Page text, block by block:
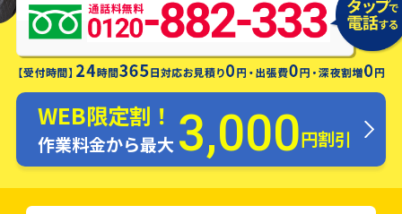
WEB限定割！
作業料金から最大 3,000円割引